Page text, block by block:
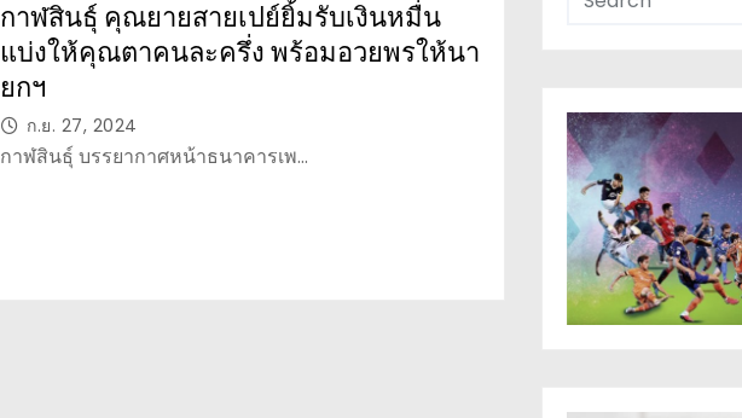
กาฬสินธุ์ คุณยายสายเปย์ยิ้มรับเงินหมื่น
แบ่งให้คุณตาคนละครึ่ง พร้อมอวยพรให้นา
ยกฯ
ก.ย. 27, 2024
กาฬสินธุ์ บรรยากาศหน้าธนาคารเพ…